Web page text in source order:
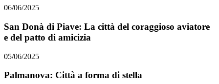
06/06/2025
San Donà di Piave: La città del coraggioso aviatore
e del patto di amicizia
05/06/2025
Palmanova: Città a forma di stella